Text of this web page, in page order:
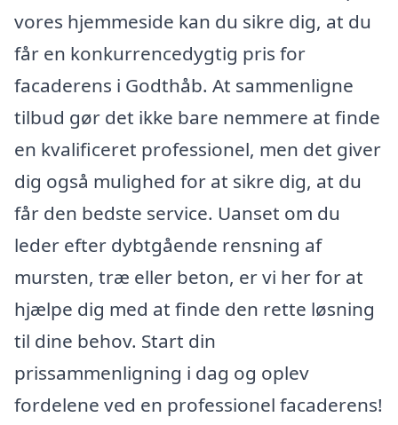
vores hjemmeside kan du sikre dig, at du
får en konkurrencedygtig pris for
facaderens i Godthåb. At sammenligne
tilbud gør det ikke bare nemmere at finde
en kvalificeret professionel, men det giver
dig også mulighed for at sikre dig, at du
får den bedste service. Uanset om du
leder efter dybtgående rensning af
mursten, træ eller beton, er vi her for at
hjælpe dig med at finde den rette løsning
til dine behov. Start din
prissammenligning i dag og oplev
fordelene ved en professionel facaderens!